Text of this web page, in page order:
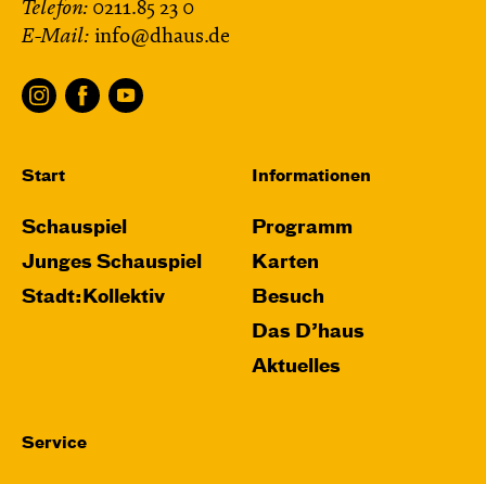
Telefon: 0211.85 23 0
E-Mail: info@dhaus.de
Start
Schauspiel
Junges Schauspiel
Stadt:Kollektiv
Informationen
Programm
Karten
Besuch
Das D’haus
Aktuelles
Service